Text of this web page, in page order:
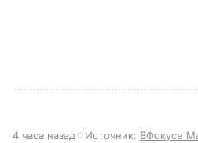
4 часа назад Источник: ВФокусе